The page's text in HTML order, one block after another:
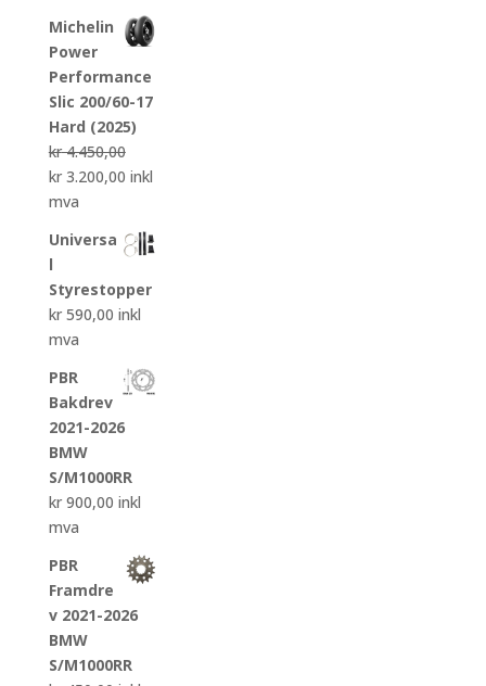
kr 4.550,00.
er:
kr 3.200,00.
Michelin
Power
Performance
Slic 200/60-17
Hard (2025)
kr4.450,00
Opprinnelig
pris
kr 4.450,00.
kr3.200,00Nåværende
kr 3.200,00.
inkl
mva
Universa
l
Styrestopper
kr590,00 inkl
mva
PBR
Bakdrev
2021-2026
BMW
S/M1000RR
kr900,00 inkl
mva
PBR
Framdre
v 2021-2026
BMW
S/M1000RR